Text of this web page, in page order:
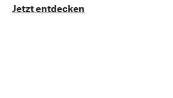
Jetzt entdecken